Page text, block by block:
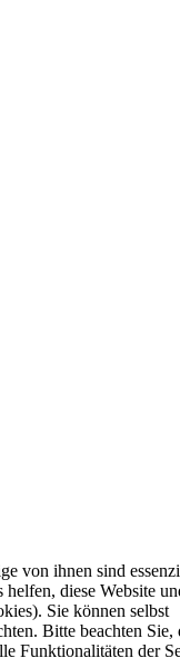
von ihnen sind
diese Website
Sie können selbst
Bitte beachten Sie,
Funktionalitäten der